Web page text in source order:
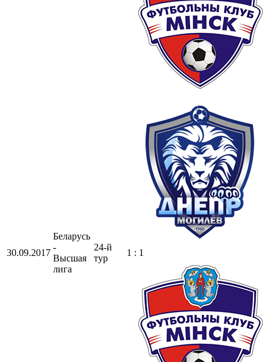
30.09.2017
Беларусь
-
Высшая
лига
24-й
тур
1 : 1